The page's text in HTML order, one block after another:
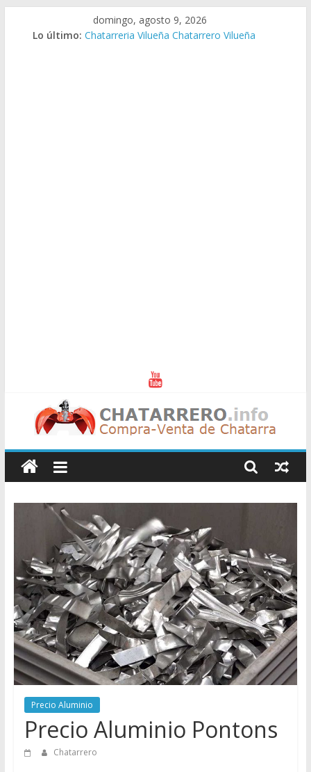
domingo, agosto 9, 2026
Lo último: Chatarreria Vilueña Chatarrero Vilueña
Chatarreros
–
Precio
de
Chatarra
Directorio
de
Chatarreros
para
vender
Chatarra
Precio Aluminio
Precio Aluminio Pontons
Chatarrero